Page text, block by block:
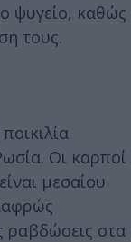
ψυγείο, καθώς
τους.
Οι καρποί
μεσαίου
ραβδώσεις στα